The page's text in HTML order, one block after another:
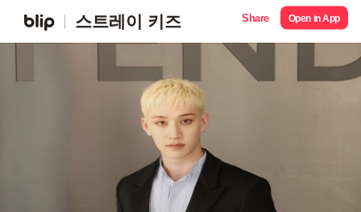
스트레이 키즈 Share Open in App